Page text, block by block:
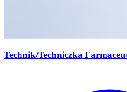
Technik/Techniczka